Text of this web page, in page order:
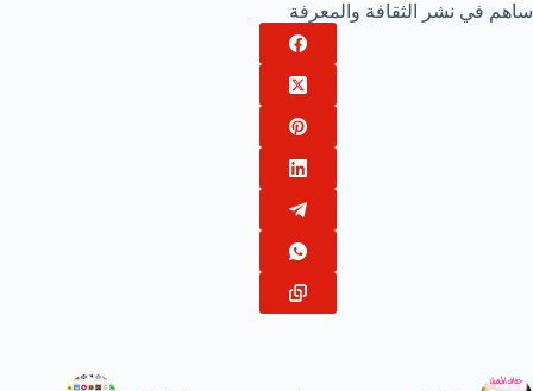
ساهم في نشر الثقافة والمعرفة